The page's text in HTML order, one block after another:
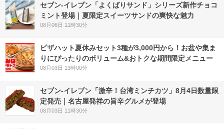
セブン‐イレブン「よくばりサンド」シリーズ新作チョコ
ミント登場｜夏限定スイーツサンドの爽快な魅力
08月06日 11時30分
ピザハット夏休みセット3種が3,000円から！お盆や集ま
りにぴったりのボリューム&おトクな期間限定メニュー
08月03日 13時00分
セブン-イレブン「激辛！台湾ミンチカツ」8月4日数量限
定発売｜名古屋発祥の旨辛グルメが登場
08月03日 11時30分